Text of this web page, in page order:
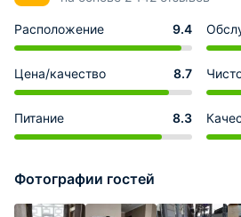
Расположение 9.4
Цена/качество 8.7
Питание 8.3
Фотографии гостей